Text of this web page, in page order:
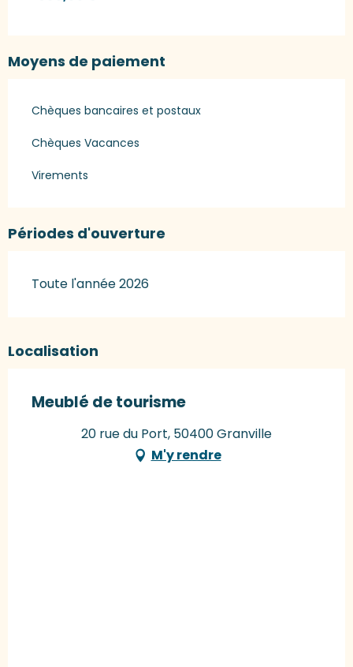
Moyens de paiement
Chèques bancaires et postaux
Chèques Vacances
Virements
Périodes d'ouverture
Toute l'année 2026
Localisation
Meublé de tourisme
20 rue du Port, 50400 Granville
M'y rendre